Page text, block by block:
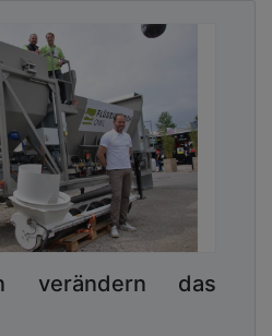
verändern das